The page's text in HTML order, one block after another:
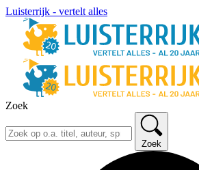
Luisterrijk - vertelt alles
Zoek
Zoek